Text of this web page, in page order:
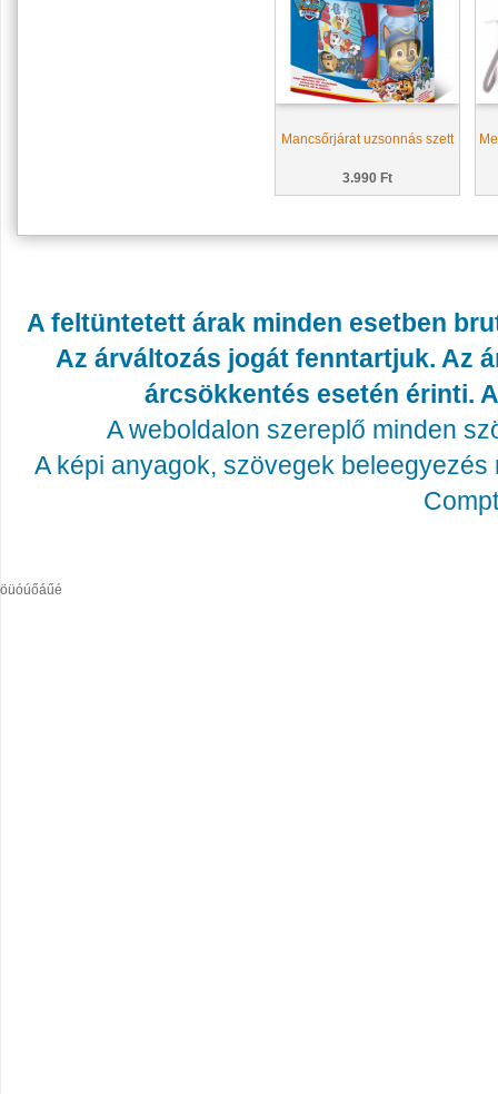
Mancsőrjárat uzsonnás szett
3.990 Ft
A feltüntetett árak minden esetben
Az árváltozás jogát fenntartjuk. Az
árcsökkentés esetén érinti.
A weboldalon szereplő minden
A képi anyagok, szövegek
öüóúőáűé